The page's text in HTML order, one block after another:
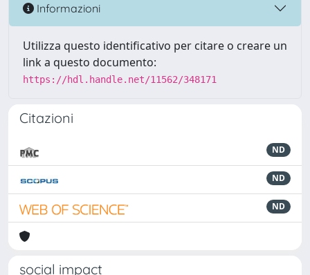
Informazioni
Utilizza questo identificativo per citare o creare un
link a questo documento:
https://hdl.handle.net/11562/348171
Citazioni
ND
ND
ND
social impact